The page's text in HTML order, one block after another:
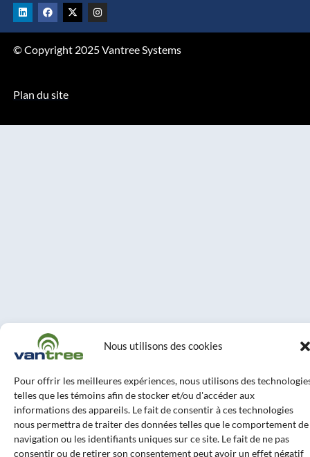
Nous utilisons des cookies
Pour offrir les meilleures expériences, nous utilisons des
telles que les témoins afin de stocker et/ou d'accéder aux
informations des appareils. Le fait de consentir à ces technologies
nous permettra de traiter des données telles que le comportement de
navigation ou les identifiants uniques sur ce site. Le fait de ne pas
consentir ou de retirer son consentement peut avoir un effet négatif
L
i
n
k
e
d
F
a
c
e
o
X
-
t
w
t
I
n
s
t
a
g
© Copyright 2025 Vantree Systems
Plan du site